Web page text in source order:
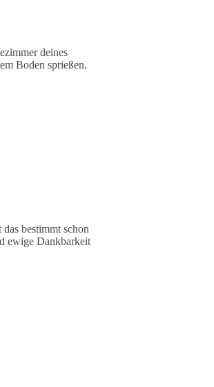
deines
Boden sprießen.
bestimmt schon
ewige Dankbarkeit